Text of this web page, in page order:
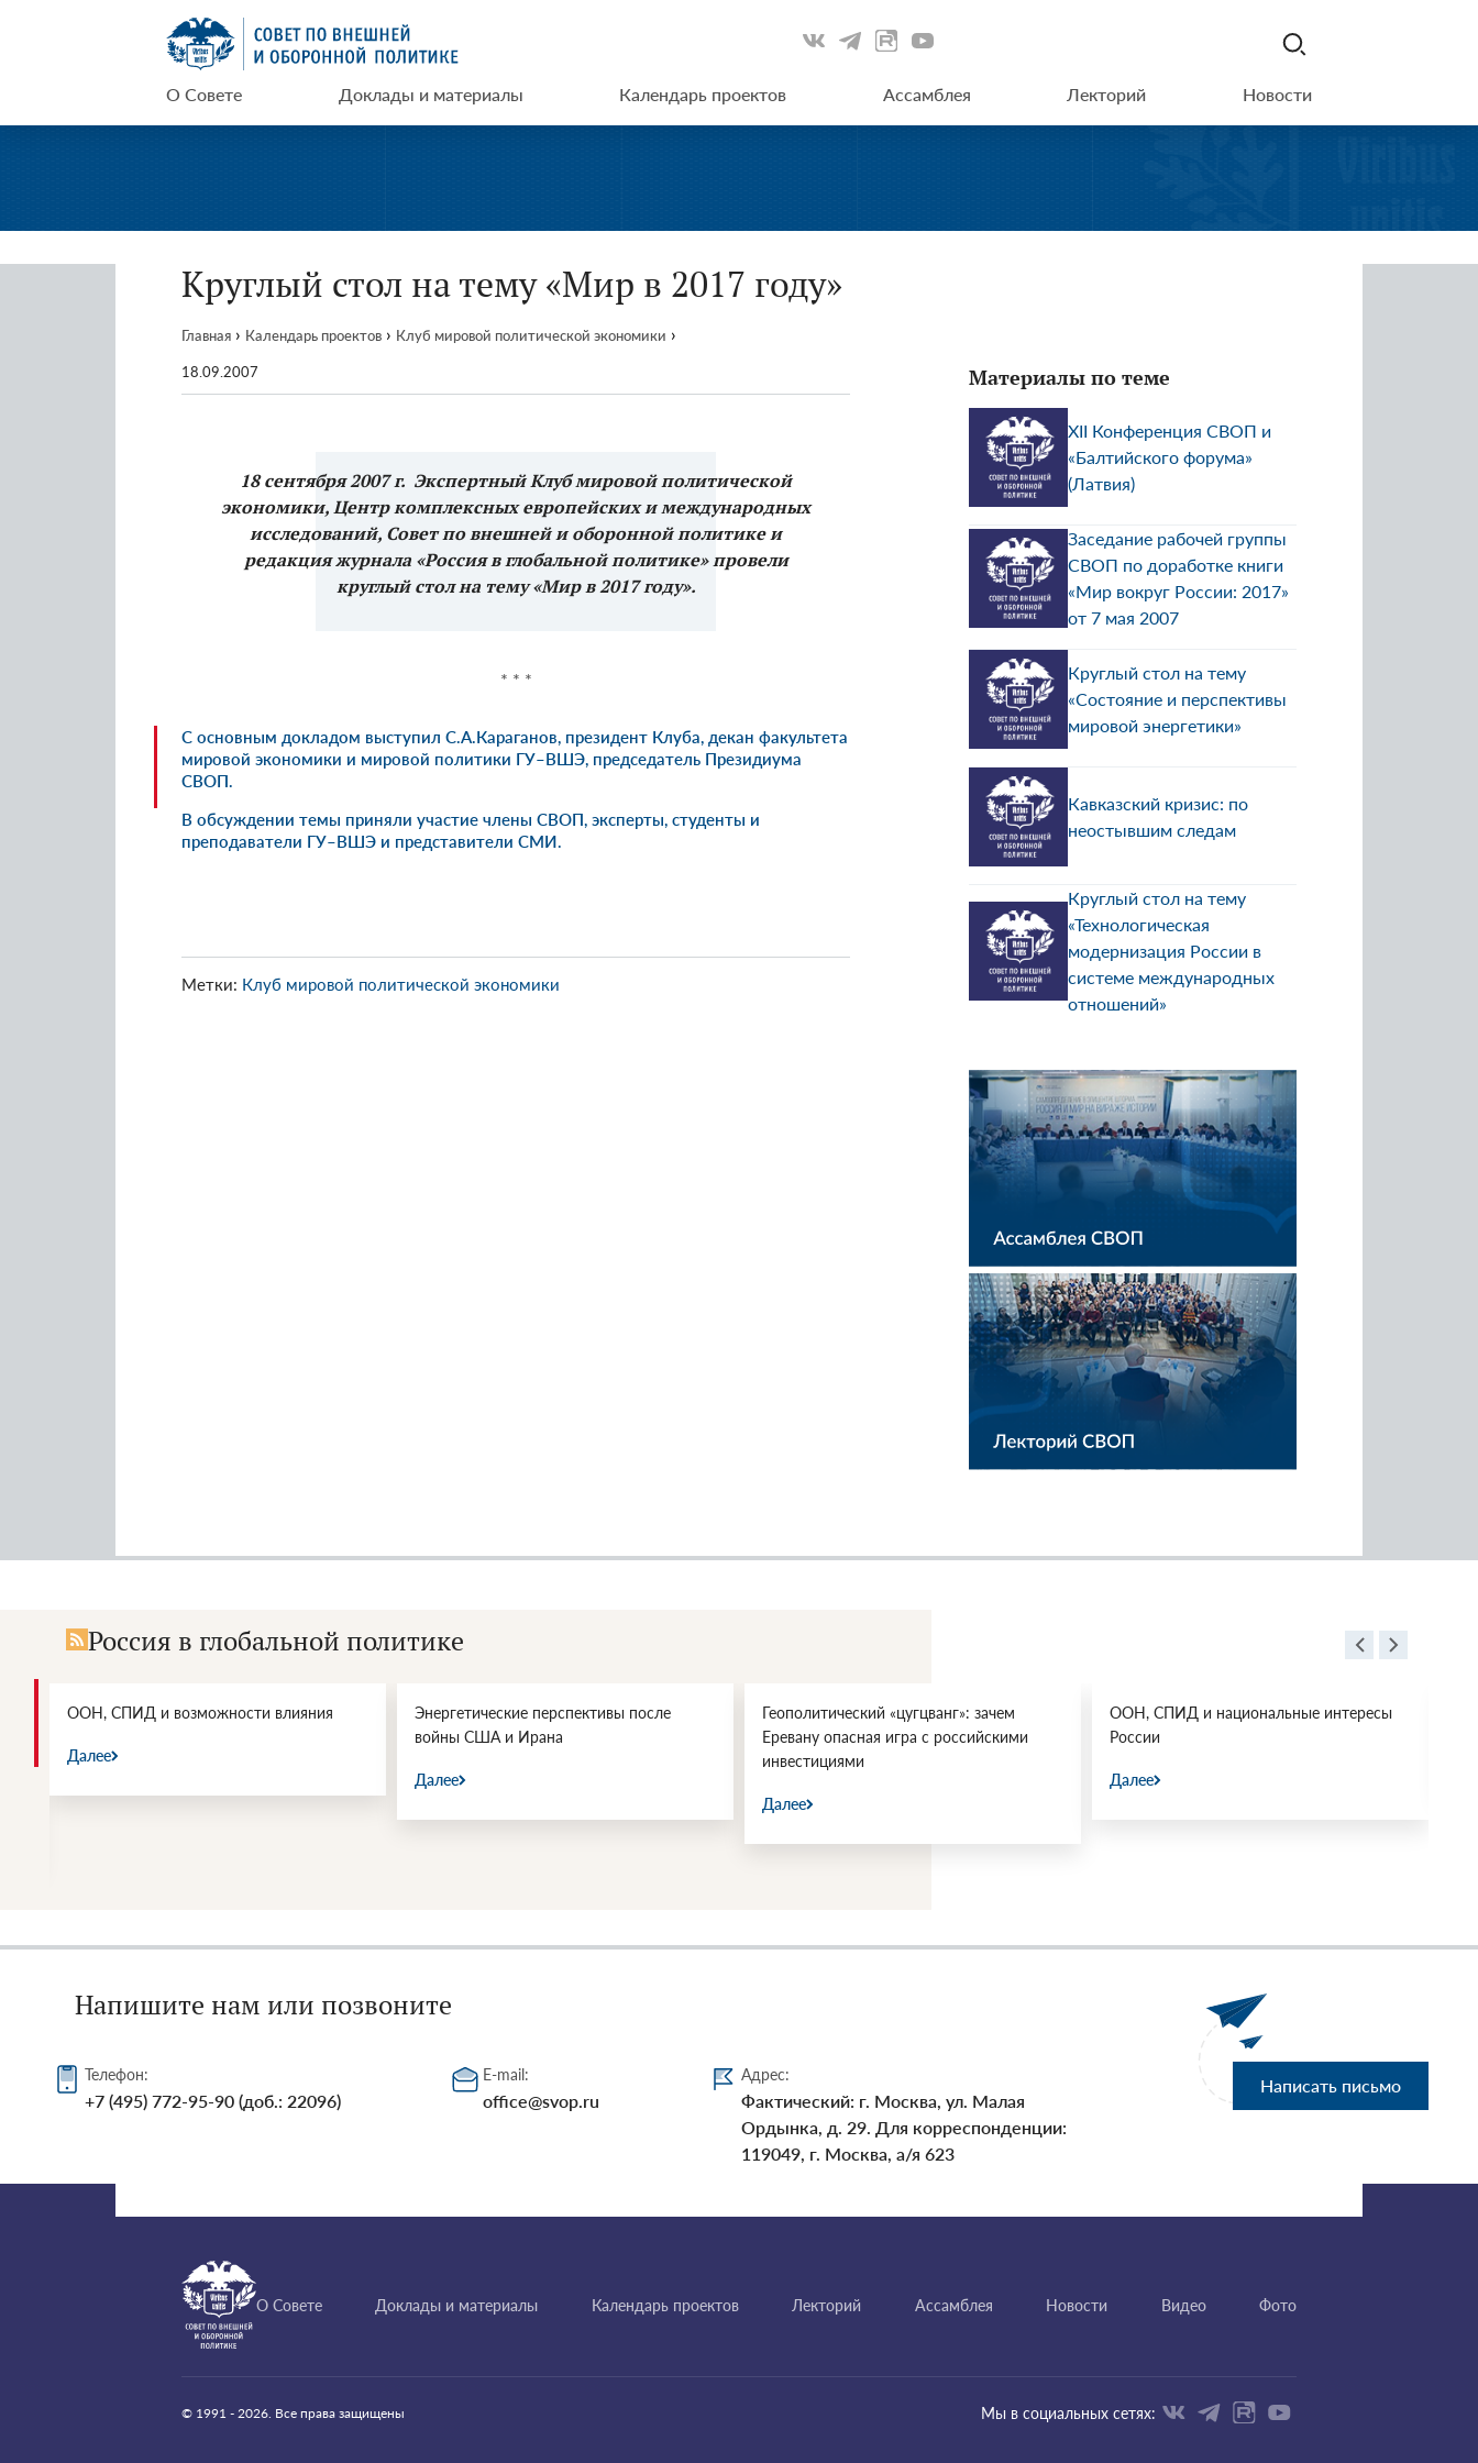
СВОП
О Совете Доклады и материалы Календарь проектов Ассамблея Лекторий Новости
Круглый стол на тему «Мир в 2017 году»
Главная › Календарь проектов › Клуб мировой политической экономики ›
18.09.2007
18 сентября 2007 г. Экспертный Клуб мировой политической
экономики, Центр комплексных европейских и международных
исследований, Совет по внешней и оборонной политике и
редакция журнала «Россия в глобальной политике» провели
круглый стол на тему «Мир в 2017 году».
* * *
С основным докладом выступил С.А.Караганов, президент Клуба, декан факультета
мировой экономики и мировой политики ГУ–ВШЭ, председатель Президиума
СВОП.
В обсуждении темы приняли участие члены СВОП, эксперты, студенты и
преподаватели ГУ–ВШЭ и представители СМИ.
Метки: Клуб мировой политической экономики
Материалы по теме
XII Конференция СВОП и
«Балтийского форума»
(Латвия)
Заседание рабочей группы
СВОП по доработке книги
«Мир вокруг России: 2017»
от 7 мая 2007
Круглый стол на тему
«Состояние и перспективы
мировой энергетики»
Кавказский кризис: по
неостывшим следам
Круглый стол на тему
«Технологическая
модернизация России в
системе международных
отношений»
Россия в глобальной политике
ООН, СПИД и возможности влияния
Далее
Энергетические перспективы после
войны США и Ирана
Далее
Геополитический «цугцванг»: зачем
Еревану опасная игра с российскими
инвестициями
Далее
ООН, СПИД и национальные интересы
России
Далее
Напишите нам или позвоните
Телефон:
+7 (495) 772-95-90 (доб.: 22096)
E-mail:
office@svop.ru
Адрес:
Фактический: г. Москва, ул. Малая
Ордынка, д. 29. Для корреспонденции:
119049, г. Москва, а/я 623
Написать письмо
О Совете Доклады и материалы Календарь проектов Лекторий Ассамблея Новости Видео Фото
© 1991 - 2026. Все права защищены Мы в социальных сетях: